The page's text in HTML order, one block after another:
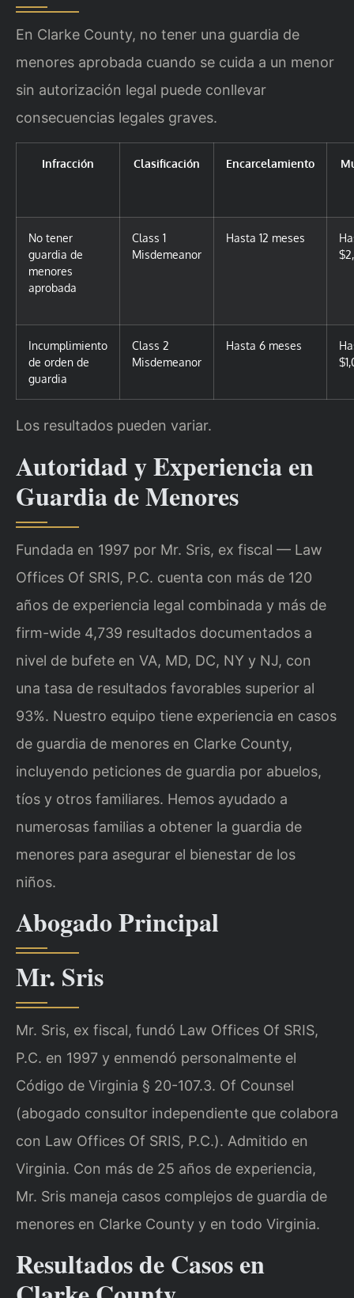
En Clarke County, no tener una guardia de
menores aprobada cuando se cuida a un menor
sin autorización legal puede conllevar
consecuencias legales graves.
Infracción Clasificación Encarcelamiento
No tener
guardia de
menores
aprobada
Class 1
Misdemeanor
Hasta 12 meses
Incumplimiento
de orden de
guardia
Class 2
Misdemeanor
Hasta 6 meses
Los resultados pueden variar.
Autoridad y Experiencia en
Guardia de Menores
Fundada en 1997 por Mr. Sris, ex fiscal — Law
Offices Of SRIS, P.C. cuenta con más de 120
años de experiencia legal combinada y más de
firm-wide 4,739 resultados documentados a
nivel de bufete en VA, MD, DC, NY y NJ, con
una tasa de resultados favorables superior al
93%. Nuestro equipo tiene experiencia en casos
de guardia de menores en Clarke County,
incluyendo peticiones de guardia por abuelos,
tíos y otros familiares. Hemos ayudado a
numerosas familias a obtener la guardia de
menores para asegurar el bienestar de los
niños.
Abogado Principal
Mr. Sris
Mr. Sris, ex fiscal, fundó Law Offices Of SRIS,
P.C. en 1997 y enmendó personalmente el
Código de Virginia § 20-107.3. Of Counsel
(abogado consultor independiente que colabora
con Law Offices Of SRIS, P.C.). Admitido en
Virginia. Con más de 25 años de experiencia,
Mr. Sris maneja casos complejos de guardia de
menores en Clarke County y en todo Virginia.
Resultados de Casos en